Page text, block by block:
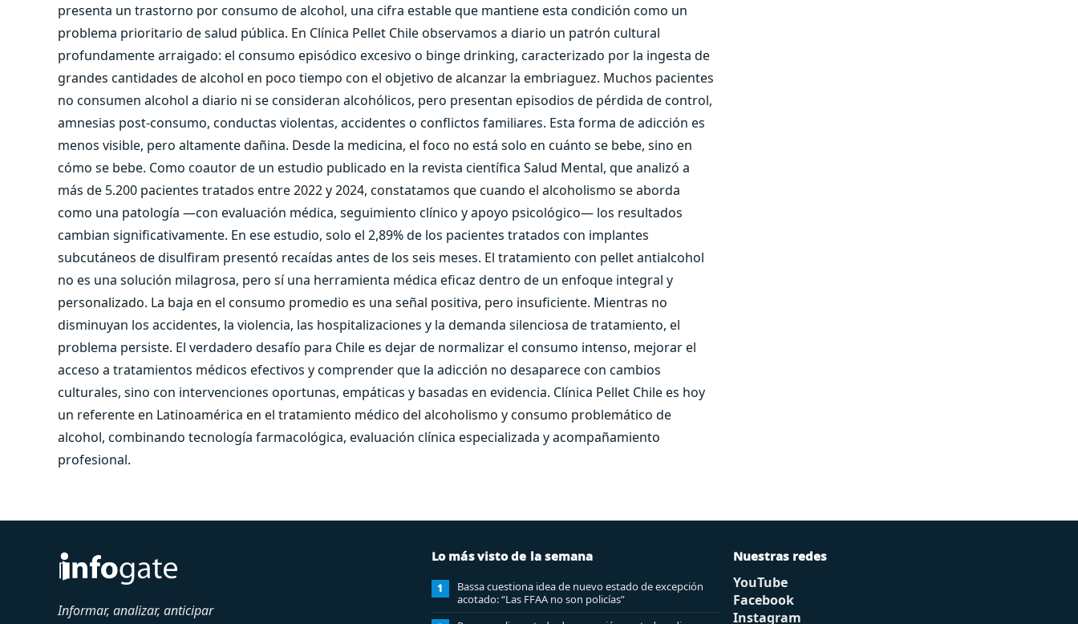
presenta un trastorno por consumo de alcohol, una cifra estable que mantiene esta condición como un
problema prioritario de salud pública. En Clínica Pellet Chile observamos a diario un patrón cultural
profundamente arraigado: el consumo episódico excesivo o binge drinking, caracterizado por la ingesta de
grandes cantidades de alcohol en poco tiempo con el objetivo de alcanzar la embriaguez. Muchos pacientes
no consumen alcohol a diario ni se consideran alcohólicos, pero presentan episodios de pérdida de control,
amnesias post-consumo, conductas violentas, accidentes o conflictos familiares. Esta forma de adicción es
menos visible, pero altamente dañina. Desde la medicina, el foco no está solo en cuánto se bebe, sino en
cómo se bebe. Como coautor de un estudio publicado en la revista científica Salud Mental, que analizó a
más de 5.200 pacientes tratados entre 2022 y 2024, constatamos que cuando el alcoholismo se aborda
como una patología —con evaluación médica, seguimiento clínico y apoyo psicológico— los resultados
cambian significativamente. En ese estudio, solo el 2,89% de los pacientes tratados con implantes
subcutáneos de disulfiram presentó recaídas antes de los seis meses. El tratamiento con pellet antialcohol
no es una solución milagrosa, pero sí una herramienta médica eficaz dentro de un enfoque integral y
personalizado. La baja en el consumo promedio es una señal positiva, pero insuficiente. Mientras no
disminuyan los accidentes, la violencia, las hospitalizaciones y la demanda silenciosa de tratamiento, el
problema persiste. El verdadero desafío para Chile es dejar de normalizar el consumo intenso, mejorar el
acceso a tratamientos médicos efectivos y comprender que la adicción no desaparece con cambios
culturales, sino con intervenciones oportunas, empáticas y basadas en evidencia. Clínica Pellet Chile es hoy
un referente en Latinoamérica en el tratamiento médico del alcoholismo y consumo problemático de
alcohol, combinando tecnología farmacológica, evaluación clínica especializada y acompañamiento
profesional.
Informar, analizar, anticipar
Lo más visto de la semana
1
Bassa cuestiona idea de nuevo estado de excepción
acotado: “Las FFAA no son policías”
Nuestras redes
YouTube
Facebook
Instagram